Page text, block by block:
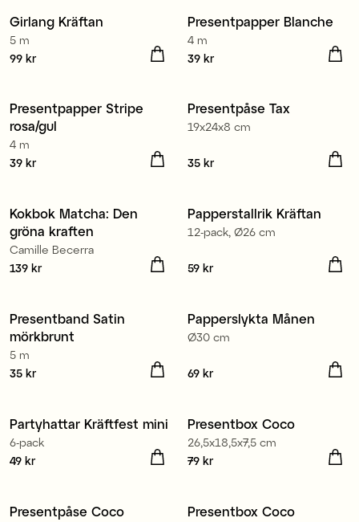
Nyhet
Girlang Kräftan
5 m
Pris:
99 kr
Nyhet
Presentpapper Blanche
4 m
Pris:
39 kr
3 för 99 kr
Presentpapper Stripe
rosa/gul
4 m
Pris:
39 kr
Nyhet
Presentpåse Tax
19x24x8 cm
Pris:
35 kr
Nyhet
Kokbok Matcha: Den
gröna kraften
Camille Becerra
Pris :139 kr
139 kr
Nyhet
Papperstallrik Kräftan
12-pack, Ø26 cm
Pris:
59 kr
Nyhet
Presentband Satin
mörkbrunt
5 m
Pris:
35 kr
Nyhet
Papperslykta Månen
Ø30 cm
Pris:
69 kr
Nyhet
Partyhattar Kräftfest mini
6-pack
Pris:
49 kr
Nyhet
Presentbox Coco
26,5x18,5x7,5 cm
Pris:
79 kr
Nyhet
Presentpåse Coco Nyhet
Presentbox Coco